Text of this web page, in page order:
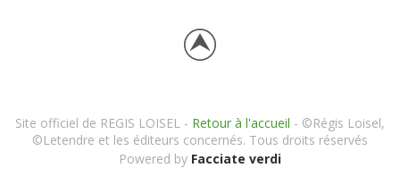
Site officiel de REGIS LOISEL - Retour à l'accueil - ©Régis Loisel,
©Letendre et les éditeurs concernés. Tous droits réservés
Powered by Facciate verdi